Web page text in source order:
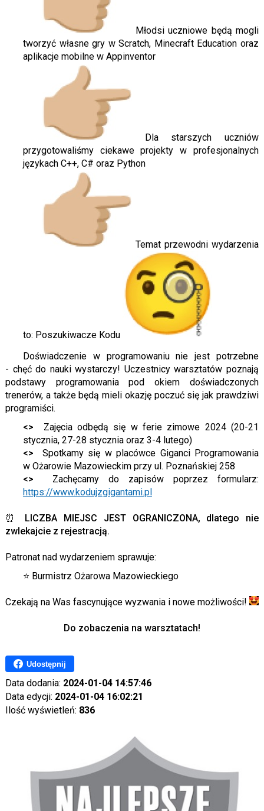
Młodsi uczniowe będą mogli
tworzyć własne gry w Scratch, Minecraft Education oraz
aplikacje mobilne w Appinventor
Dla starszych uczniów
przygotowaliśmy ciekawe projekty w profesjonalnych
językach C++, C# oraz Python
Temat przewodni wydarzenia
to: Poszukiwacze Kodu
Doświadczenie w programowaniu nie jest potrzebne
- chęć do nauki wystarczy! Uczestnicy warsztatów poznają
podstawy programowania pod okiem doświadczonych
trenerów, a także będą mieli okazję poczuć się jak prawdziwi
programiści.
<> Zajęcia odbędą się w ferie zimowe 2024 (20-21
stycznia, 27-28 stycznia oraz 3-4 lutego)
<> Spotkamy się w placówce Giganci Programowania
w Ożarowie Mazowieckim przy ul. Poznańskiej 258
<> Zachęcamy do zapisów poprzez formularz:
https://www.kodujzgigantami.pl
⏰
LICZBA MIEJSC JEST OGRANICZONA, dlatego nie
zwlekajcie z rejestracją.
Patronat nad wydarzeniem sprawuje:
⭐ Burmistrz Ożarowa Mazowieckiego
Czekają na Was fascynujące wyzwania i nowe możliwości!
Do zobaczenia na warsztatach!
Udostępnij
Data dodania: 2024-01-04 14:57:46
Data edycji: 2024-01-04 16:02:21
Ilość wyświetleń: 836